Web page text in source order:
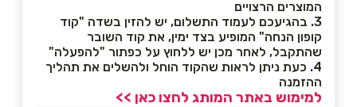
המוצרים הרצויים
3. בהגיעכם לעמוד התשלום, יש להזין בשדה "קוד
קופון הנחה" המופיע בצד ימין, את קוד השובר
שהתקבל, לאחר מכן יש ללחוץ על כפתור "להפעלה"
4. כעת ניתן לראות שהקוד הוחל ולהשלים את תהליך
ההזמנה
למימוש באתר המותג לחצו כאן >>